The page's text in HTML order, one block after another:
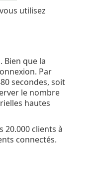
utilisez
Bien que la
Par
secondes, soit
le nombre
hautes
20.000 clients à
connectés.